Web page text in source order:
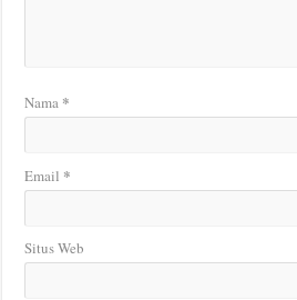
Nama *
Email *
Situs Web